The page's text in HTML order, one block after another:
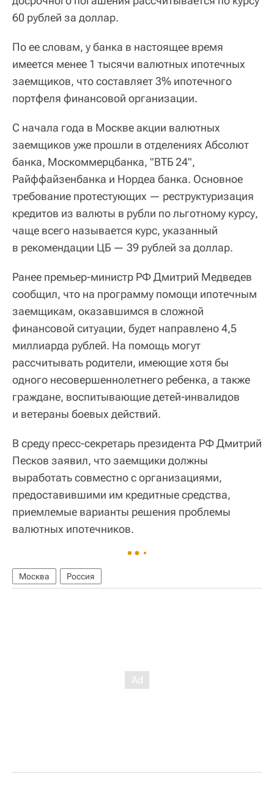
60 рублей за доллар.
По ее словам, у банка в настоящее время
имеется менее 1 тысячи валютных ипотечных
заемщиков, что составляет 3% ипотечного
портфеля финансовой организации.
С начала года в Москве акции валютных
заемщиков уже прошли в отделениях Абсолют
банка, Москоммерцбанка, "ВТБ 24",
Райффайзенбанка и Нордеа банка. Основное
требование протестующих — реструктуризация
кредитов из валюты в рубли по льготному курсу,
чаще всего называется курс, указанный
в рекомендации ЦБ — 39 рублей за доллар.
Ранее премьер-министр РФ Дмитрий Медведев
сообщил, что на программу помощи ипотечным
заемщикам, оказавшимся в сложной
финансовой ситуации, будет направлено 4,5
миллиарда рублей. На помощь могут
рассчитывать родители, имеющие хотя бы
одного несовершеннолетнего ребенка, а также
граждане, воспитывающие детей-инвалидов
и ветераны боевых действий.
В среду пресс-секретарь президента РФ Дмитрий
Песков заявил, что заемщики должны
выработать совместно с организациями,
предоставившими им кредитные средства,
приемлемые варианты решения проблемы
валютных ипотечников.
Москва Россия